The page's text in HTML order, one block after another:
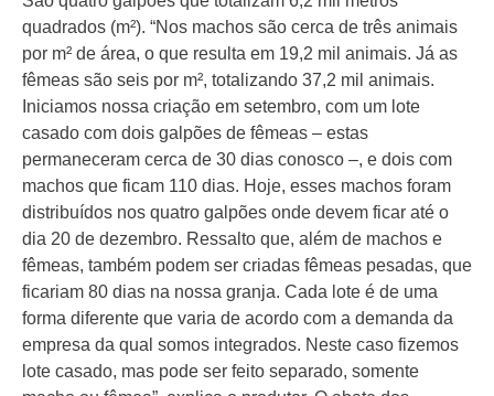
quadrados (m²). “Nos machos são cerca de três animais
por m² de área, o que resulta em 19,2 mil animais. Já as
fêmeas são seis por m², totalizando 37,2 mil animais.
Iniciamos nossa criação em setembro, com um lote
casado com dois galpões de fêmeas – estas
permaneceram cerca de 30 dias conosco –, e dois com
machos que ficam 110 dias. Hoje, esses machos foram
distribuídos nos quatro galpões onde devem ficar até o
dia 20 de dezembro. Ressalto que, além de machos e
fêmeas, também podem ser criadas fêmeas pesadas, que
ficariam 80 dias na nossa granja. Cada lote é de uma
forma diferente que varia de acordo com a demanda da
empresa da qual somos integrados. Neste caso fizemos
lote casado, mas pode ser feito separado, somente